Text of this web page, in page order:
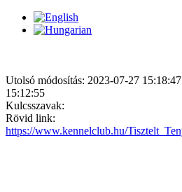
Utolsó módosítás: 2023-07-27
15:12:55
Kulcsszavak:
Rövid link:
https://www.kennelclub.hu/